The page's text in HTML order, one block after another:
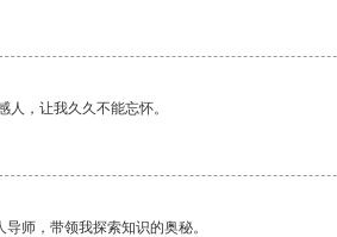
人，让我久久不能忘怀。
师，带领我探索知识的奥秘。